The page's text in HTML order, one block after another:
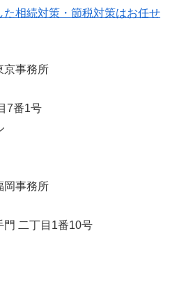
た相続対策・節税対策はお任せ
京事務所
7番1号
岡事務所
門 二丁目1番10号